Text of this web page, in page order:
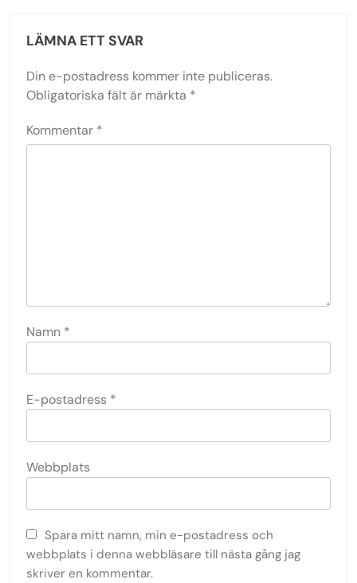
LÄMNA ETT SVAR
Din e-postadress kommer inte publiceras.
Obligatoriska fält är märkta *
Kommentar *
Namn *
E-postadress *
Webbplats
Spara mitt namn, min e-postadress och
webbplats i denna webbläsare till nästa gång jag
skriver en kommentar.